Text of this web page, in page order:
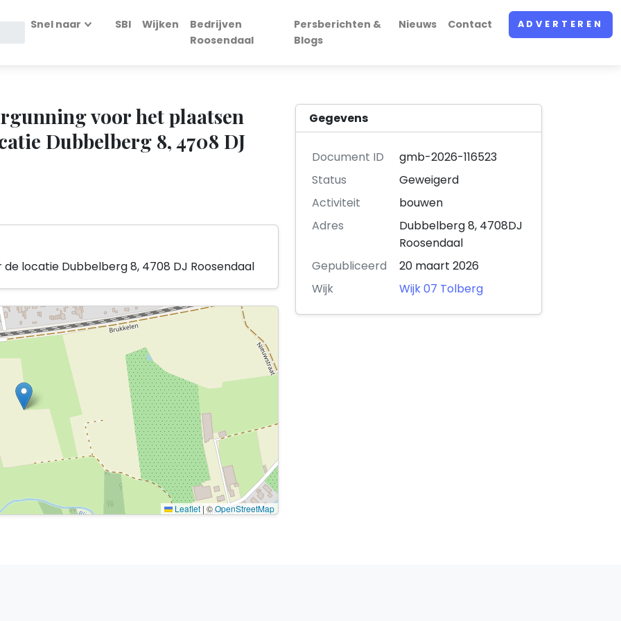
Snel naar SBI Wijken
Bedrijven
Roosendaal
Persberichten &
Blogs
Nieuws Contact ADVERTEREN
voor het plaatsen
Dubbelberg 8, 4708 DJ
locatie Dubbelberg 8, 4708 DJ Roosendaal
Leaflet | ©OpenStreetMap
Gegevens
Document ID
gmb-2026-116523
Status
Geweigerd
Activiteit
bouwen
Adres
Dubbelberg 8, 4708DJ
Roosendaal
Gepubliceerd
20 maart 2026
Wijk
Wijk 07 Tolberg